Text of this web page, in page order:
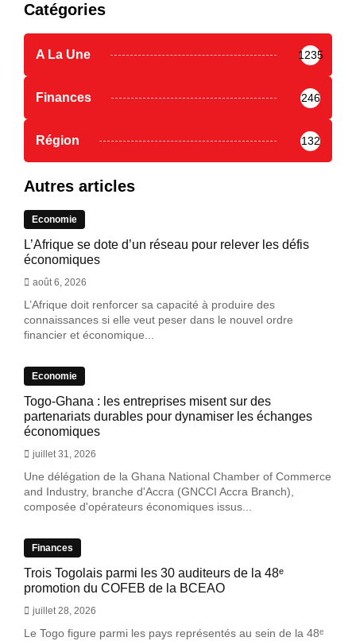
Catégories
A La Une 1235
Finances 246
Région 132
Autres articles
Economie
L’Afrique se dote d’un réseau pour relever les défis
économiques
août 6, 2026
L’Afrique doit renforcer sa capacité à produire des
connaissances si elle veut peser dans le nouvel ordre
financier et économique...
Economie
Togo-Ghana : les entreprises misent sur des
partenariats durables pour dynamiser les échanges
économiques
juillet 31, 2026
Une délégation de la Ghana National Chamber of Commerce
and Industry, branche d'Accra (GNCCI Accra Branch),
composée d'opérateurs économiques issus...
Finances
Trois Togolais parmi les 30 auditeurs de la 48ᵉ
promotion du COFEB de la BCEAO
juillet 28, 2026
Le Togo figure parmi les pays représentés au sein de la 48ᵉ